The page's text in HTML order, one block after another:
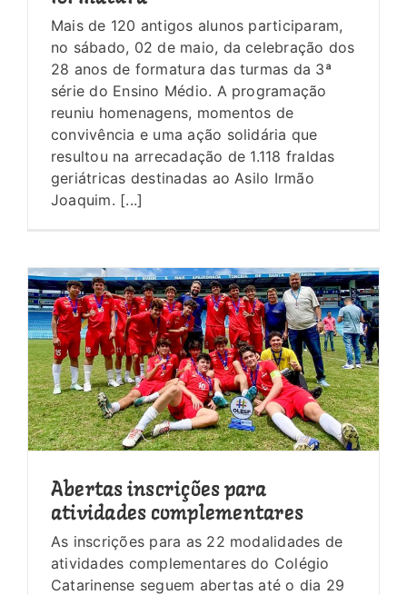
Mais de 120 antigos alunos participaram,
no sábado, 02 de maio, da celebração dos
28 anos de formatura das turmas da 3ª
série do Ensino Médio. A programação
reuniu homenagens, momentos de
convivência e uma ação solidária que
resultou na arrecadação de 1.118 fraldas
geriátricas destinadas ao Asilo Irmão
Joaquim. [...]
Abertas inscrições para
atividades complementares
As inscrições para as 22 modalidades de
atividades complementares do Colégio
Catarinense seguem abertas até o dia 29